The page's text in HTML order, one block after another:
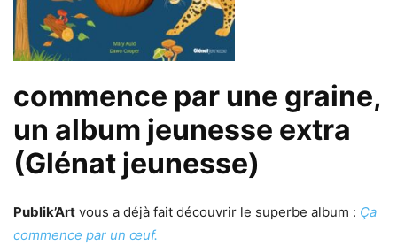
commence par une graine,
un album jeunesse extra
(Glénat jeunesse)
Publik’Art vous a déjà fait découvrir le superbe album : Ça
commence par un œuf.